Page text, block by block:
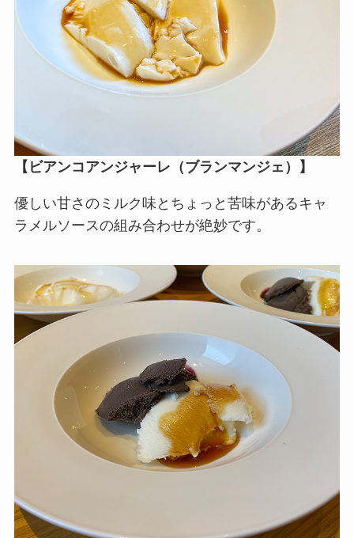
【ビアンコアンジャーレ（ブランマンジェ）】
優しい甘さのミルク味とちょっと苦味があるキャ
ラメルソースの組み合わせが絶妙です。